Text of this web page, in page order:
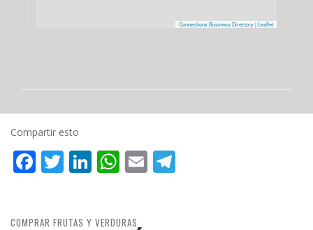
Connections Business Directory|Leaflet
Compartir esto
Facebook
Twitter
LinkedIn
WhatsApp
Email
COMPRAR FRUTAS Y VERDURAS